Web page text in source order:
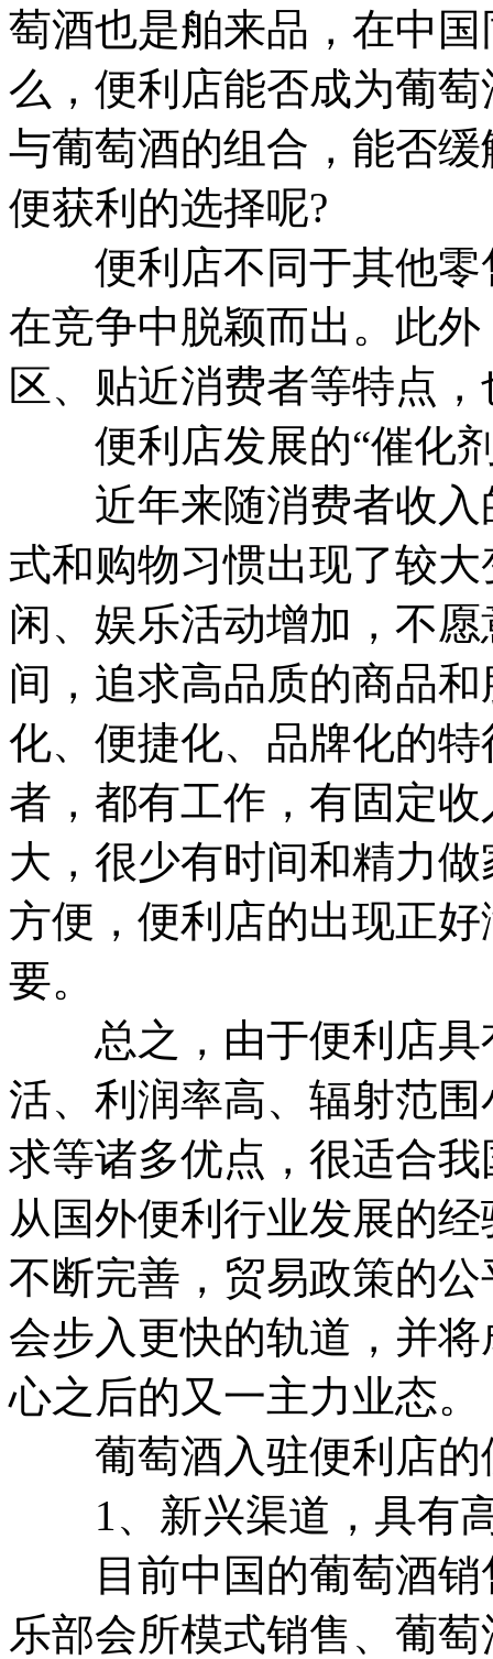
萄酒也是舶来品，在中
么，便利店能否成为葡
与葡萄酒的组合，能否
便获利的选择呢?
便利店不同于其他零
在竞争中脱颖而出。此
区、贴近消费者等特点
便利店发展的“催化
近年来随消费者收入
式和购物习惯出现了较
闲、娱乐活动增加，不
间，追求高品质的商品
化、便捷化、品牌化的
者，都有工作，有固定
大，很少有时间和精力
方便，便利店的出现正
要。
总之，由于便利店具
活、利润率高、辐射范
求等诸多优点，很适合
从国外便利行业发展的
不断完善，贸易政策的
会步入更快的轨道，并
心之后的又一主力业态。
葡萄酒入驻便利店的
1、新兴渠道，具有
目前中国的葡萄酒销
乐部会所模式销售、葡